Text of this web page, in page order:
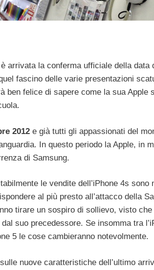
arrivata la conferma ufficiale della data
fascino delle varie presentazioni
ben felice di sapere come la sua Apple
2012 e già tutti gli appassionati del
In questo periodo la Apple, in
di Samsung.
le vendite dell’iPhone 4s
al più presto all’attacco della
tirare un sospiro di sollievo, visto
suo precedessore. Se insomma tra
5 le cose cambieranno notevolmente.
nuove caratteristiche dell’ultimo